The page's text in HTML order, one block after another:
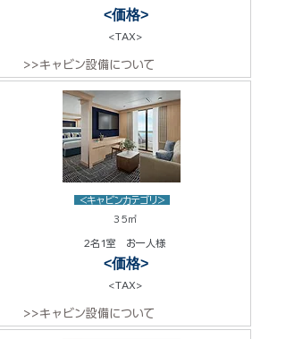
<価格>
<TAX>
>>キャビン設備について
<キャビンカテゴリ>
35㎡
2名1室 お一人様
<価格>
<TAX>
>>キャビン設備について